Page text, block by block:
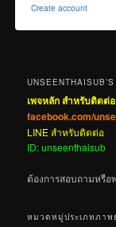
Create account
เพจหลัก สำหรับติดต่อ
facebook.com/
LINE สำหรับติดต่อ
ID: unseenthaisub
ต้องการสอบถามหรื
หมวดหมู่ประเภทภาพ